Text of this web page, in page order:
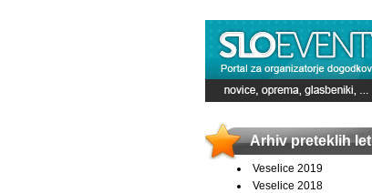
Arhiv preteklih let
Veselice 2019
Veselice 2018